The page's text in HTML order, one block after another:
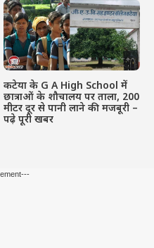
कटेया के G A High School में
छात्राओं के शौचालय पर ताला, 200
मीटर दूर से पानी लाने की मजबूरी –
पढ़े पूरी खबर